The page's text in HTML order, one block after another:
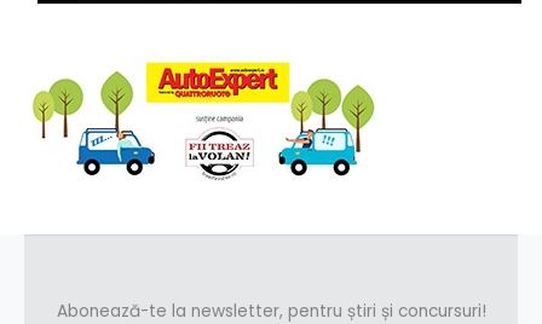
Abonează-te la newsletter, pentru știri și concursuri!